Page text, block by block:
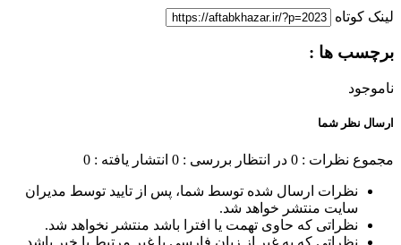
لینک کوتاه
برچسب ها :
ناموجود
ارسال نظر شما
مجموع نظرات : 0 در انتظار بررسی : 0 انتشار یافته : 0
نظرات ارسال شده توسط شما، پس از تایید توسط مدیران
سایت منتشر خواهد شد.
نظراتی که حاوی تهمت یا افترا باشد منتشر نخواهد شد.
نظراتی که به غیر از زبان فارسی یا غیر مرتبط با خبر باشد